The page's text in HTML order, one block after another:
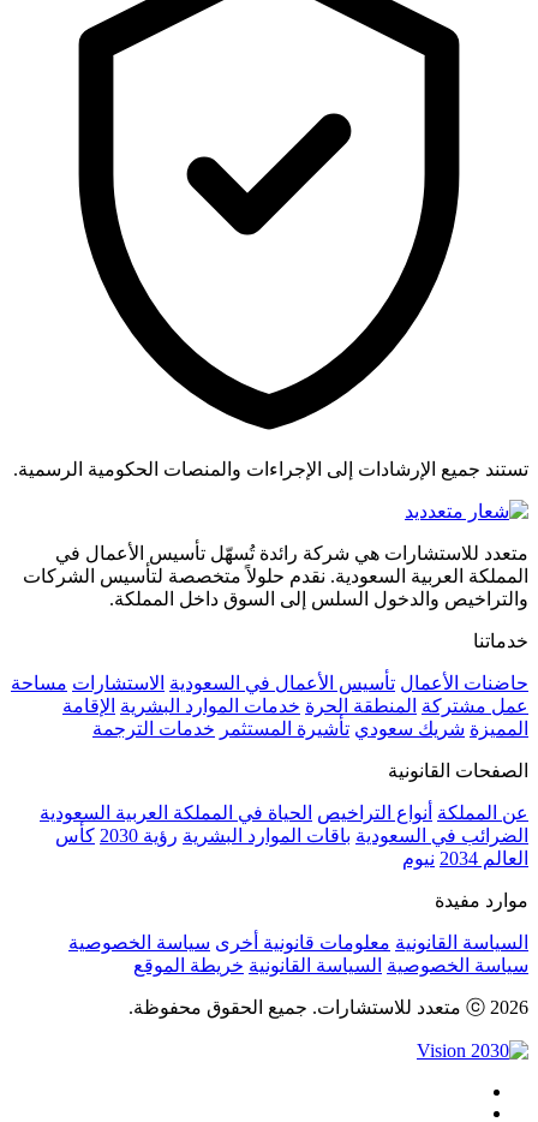
تستند جميع الإرشادات إلى الإجراءات والمنصات الحكومية الرسمية.
متعدد للاستشارات هي شركة رائدة تُسهّل تأسيس الأعمال في
المملكة العربية السعودية. نقدم حلولاً متخصصة لتأسيس الشركات
والتراخيص والدخول السلس إلى السوق داخل المملكة.
خدماتنا
حاضنات الأعمال تأسيس الأعمال في السعودية الاستشارات مساحة
عمل مشتركة المنطقة الحرة خدمات الموارد البشرية الإقامة
المميزة شريك سعودي تأشيرة المستثمر خدمات الترجمة
الصفحات القانونية
عن المملكة أنواع التراخيص الحياة في المملكة العربية السعودية
الضرائب في السعودية باقات الموارد البشرية رؤية 2030
كأس
العالم 2034
نيوم
موارد مفيدة
السياسة القانونية معلومات قانونية أخرى سياسة الخصوصية
سياسة الخصوصية السياسة القانونية خريطة الموقع
ⓒ 2026 متعدد للاستشارات. جميع الحقوق محفوظة.